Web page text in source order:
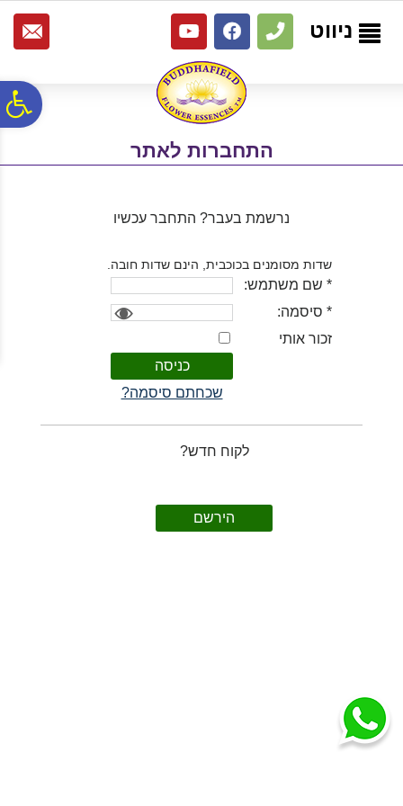
נגישות
אתר
המרכזי
ניווט
התחברות לאתר
נרשמת בעבר? התחבר עכשיו
שדות מסומנים בכוכבית, הינם שדות חובה.
* שם משתמש:
* סיסמה:
זכור אותי
שכחתם סיסמה?
לקוח חדש?
הירשם